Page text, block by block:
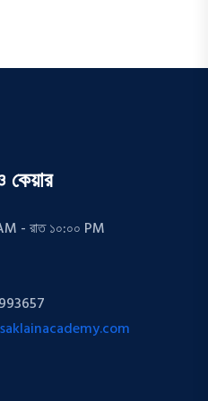
কেয়ার
- রাত ১০:০০ PM